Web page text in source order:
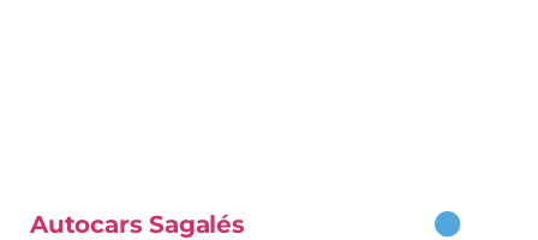
Autocars Sagalés